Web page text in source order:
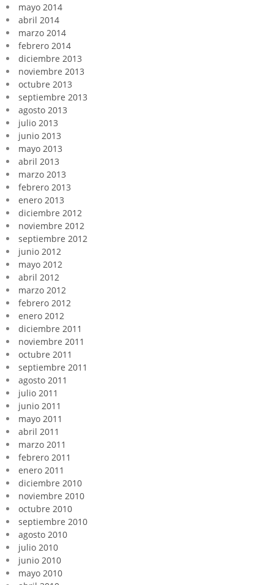
mayo 2014
abril 2014
marzo 2014
febrero 2014
diciembre 2013
noviembre 2013
octubre 2013
septiembre 2013
agosto 2013
julio 2013
junio 2013
mayo 2013
abril 2013
marzo 2013
febrero 2013
enero 2013
diciembre 2012
noviembre 2012
septiembre 2012
junio 2012
mayo 2012
abril 2012
marzo 2012
febrero 2012
enero 2012
diciembre 2011
noviembre 2011
octubre 2011
septiembre 2011
agosto 2011
julio 2011
junio 2011
mayo 2011
abril 2011
marzo 2011
febrero 2011
enero 2011
diciembre 2010
noviembre 2010
octubre 2010
septiembre 2010
agosto 2010
julio 2010
junio 2010
mayo 2010